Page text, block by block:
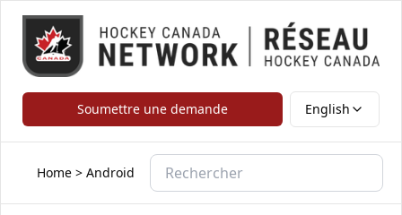
Soumettre une demande English
Home > Android